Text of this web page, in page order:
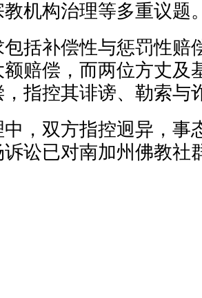
机构治理等多重议题
包括补偿性与惩罚性赔
赔偿，而两位方丈及
指控其诽谤、勒索与
，双方指控迥异，事
讼已对南加州佛教社